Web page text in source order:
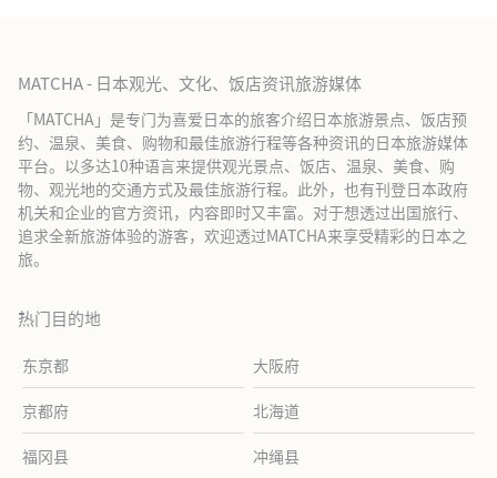
MATCHA - 日本观光、文化、饭店资讯旅游媒体
「MATCHA」是专门为喜爱日本的旅客介绍日本旅游景点、饭店预
约、温泉、美食、购物和最佳旅游行程等各种资讯的日本旅游媒体
平台。以多达10种语言来提供观光景点、饭店、温泉、美食、购
物、观光地的交通方式及最佳旅游行程。此外，也有刊登日本政府
机关和企业的官方资讯，内容即时又丰富。对于想透过出国旅行、
追求全新旅游体验的游客，欢迎透过MATCHA来享受精彩的日本之
旅。
热门目的地
东京都 大阪府
京都府 北海道
福冈县 冲绳县